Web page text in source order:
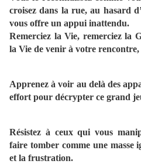
croisez dans la rue, au hasard
vous offre un appui inattendu.
Remerciez la Vie, remerciez la
la Vie de venir à votre
Apprenez à voir au delà des
effort pour décrypter ce grand
Résistez à ceux qui vous
faire tomber comme une masse
et la frustration.